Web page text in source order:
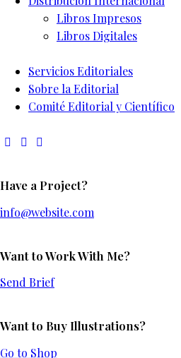
Libros Impresos
Libros Digitales
Servicios Editoriales
Sobre la Editorial
Comité Editorial y Científico
Have a Project?
info@website.com
Want to Work With Me?
Send Brief
Want to Buy Illustrations?
Go to Shop